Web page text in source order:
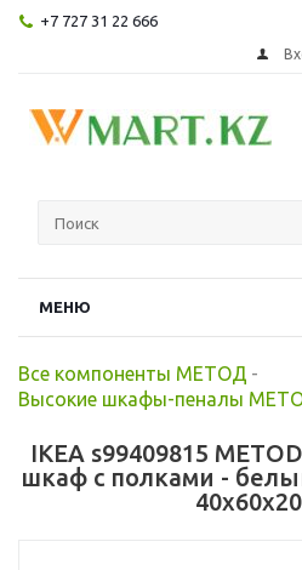
+7 727 31 22 666
МЕНЮ
Все компоненты МЕТОД -
Высокие шкафы-пеналы
IKEA s99409815
шкаф с полками -